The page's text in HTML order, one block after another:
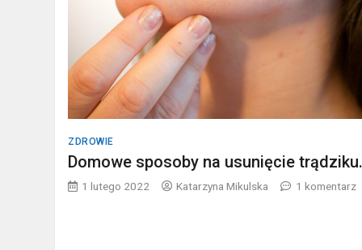
ZDROWIE
Domowe sposoby na usunięcie trądziku.
1 lutego 2022 Katarzyna Mikulska 1 komentarzdo